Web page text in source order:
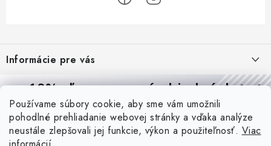
Používame súbory cookie, aby sme vám umožnili
pohodlné prehliadanie webovej stránky a vďaka analýze
neustále zlepšovali jej funkcie, výkon a použiteľnosť. Viac
p
ä
Informácie pre vás
Reklamácie a formulár na odstúpenie od zmluvy
Obchodné podmienky
Podmienky ochrany osobných údajov
Blog
10% zľavana prvú objednávku
Prihláste sa azískajtezľavu aj praktické tipy,vďaka ktorým
budete svietiť lepšie a platiť menej.